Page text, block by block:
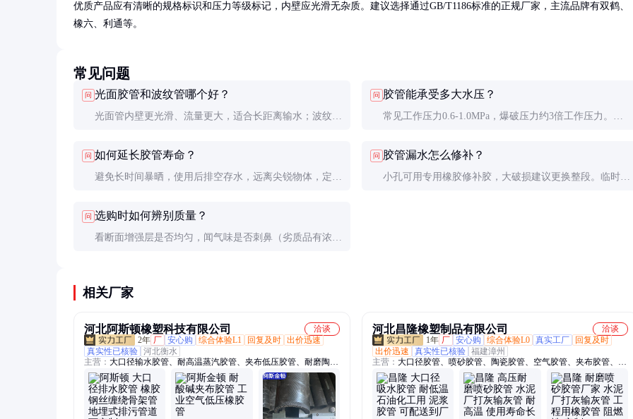
优质产品应有清晰的规格标识和压力等级标记，内壁应光滑无杂质。建议选择通过GB/T1186标准的正规厂家，主流品牌有双鹤、
橡六、利通等。
常见问题
问 光面胶管和波纹管哪个好？
光面管内壁更光滑、流量更大，适合长距离输水；波纹管
管。
问 胶管能承受多大水压？
常见工作压力0.6-1.0MPa，爆破压力约3倍工作压力。使
问 如何延长胶管寿命？
避免长时间暴晒，使用后排空存水，远离尖锐物体，定期
问 胶管漏水怎么修补？
小孔可用专用橡胶修补胶，大破损建议更换整段。临时应
问 选购时如何辨别质量？
看断面增强层是否均匀，闻气味是否刺鼻（劣质品有浓烈
相关厂家
河北阿斯顿橡塑科技有限公司
洽谈
2年 厂 安心购 综合体验L1 回复及时 出价迅速
真实性已核验 河北衡水
主营： 大口径输水胶管、耐高温蒸汽胶管、夹布低压胶管、耐磨陶瓷
胶管、喷砂专用胶管、耐酸碱胶管、防火石棉胶管、输油胶管、夹布
胶管、空气胶管、大口径胶管、喷砂胶管、高压胶管、陶瓷胶管、蒸
汽胶管、大口径钢丝胶管、大口径排水胶管、大口径输沙胶管、大口
径泥浆胶管、耐磨夹布胶管、法兰内衬陶瓷胶管、耐磨橡胶软管、空
河北昌隆橡塑制品有限公司
洽谈
1年 厂 安心购 综合体验L0 真实工厂
回复及时
出价迅速
真实性已核验 福建漳州
主营： 大口径胶管、喷砂胶管、陶瓷胶管、空气胶管、夹布胶管、高
压胶管、耐磨胶管、蒸汽胶管、疏浚胶管、吸排沙胶管、输油橡胶软
管